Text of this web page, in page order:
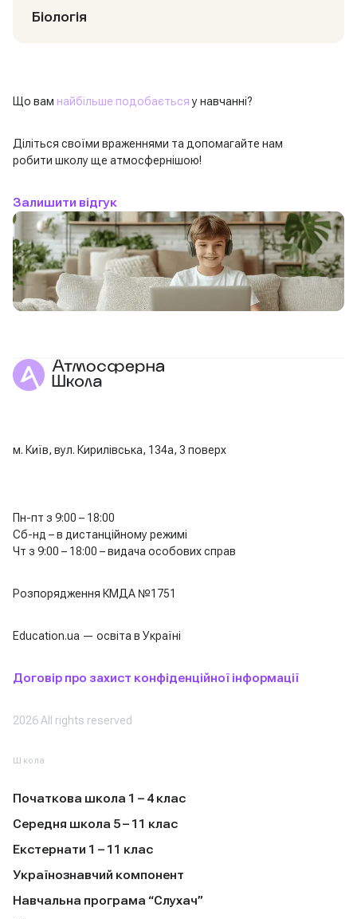
Біологія
Що вам найбільше подобаєтьсяу навчанні?
Діліться своїми враженнями та допомагайте нам
робити школу ще атмосфернішою!
Залишити відгук
м. Київ, вул. Кирилівська, 134а, 3 поверх
Пн-пт з 9:00 – 18:00
Сб-нд – в дистанційному режимі
Чт з 9:00 – 18:00 – видача особових справ
Розпорядження КМДА №1751
Education.ua — освіта в Україні
Договір про захист конфіденційної інформації
2026 All rights reserved
Школа
Початкова школа 1 – 4 клас
Середня школа 5 – 11 клас
Екстернати 1 – 11 клас
Українознавчий компонент
Навчальна програма “Слухач”